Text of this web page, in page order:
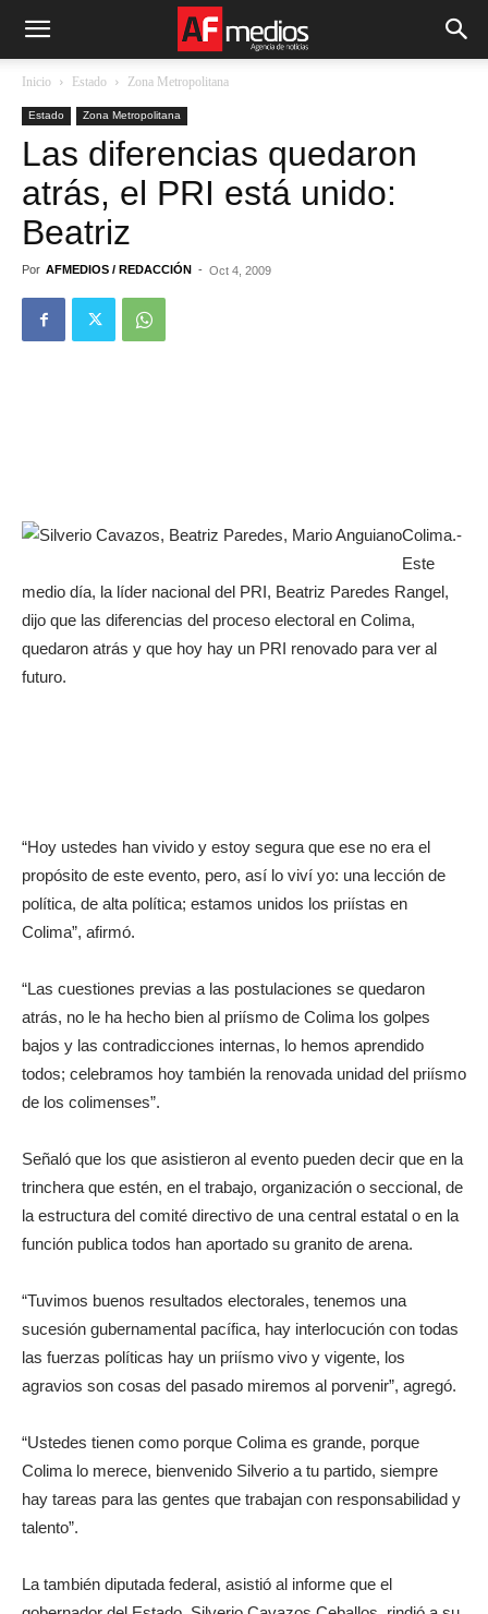
Inicio Estado Zona Metropolitana
Estado Zona Metropolitana
Las diferencias quedaron
atrás, el PRI está unido:
Beatriz
Por AFMEDIOS / REDACCIÓN - Oct 4, 2009
Colima.-
Este
medio día, la líder nacional del PRI, Beatriz Paredes Rangel,
dijo que las diferencias del proceso electoral en Colima,
quedaron atrás y que hoy hay un PRI renovado para ver al
futuro.
“Hoy ustedes han vivido y estoy segura que ese no era el
propósito de este evento, pero, así lo viví yo: una lección de
política, de alta política; estamos unidos los priístas en
Colima”, afirmó.
“Las cuestiones previas a las postulaciones se quedaron
atrás, no le ha hecho bien al priísmo de Colima los golpes
bajos y las contradicciones internas, lo hemos aprendido
todos; celebramos hoy también la renovada unidad del priísmo
de los colimenses”.
Señaló que los que asistieron al evento pueden decir que en la
trinchera que estén, en el trabajo, organización o seccional, de
la estructura del comité directivo de una central estatal o en la
función publica todos han aportado su granito de arena.
“Tuvimos buenos resultados electorales, tenemos una
sucesión gubernamental pacífica, hay interlocución con todas
las fuerzas políticas hay un priísmo vivo y vigente, los
agravios son cosas del pasado miremos al porvenir”, agregó.
“Ustedes tienen como porque Colima es grande, porque
Colima lo merece, bienvenido Silverio a tu partido, siempre
hay tareas para las gentes que trabajan con responsabilidad y
talento”.
La también diputada federal, asistió al informe que el